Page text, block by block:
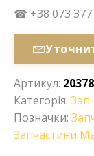
☎ +38 073 377
Артикул:
Категорія:
Позначки:
Запчастини